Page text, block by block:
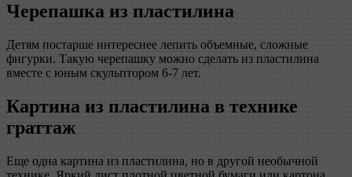
Черепашка из пластилина
Детям постарше интереснее лепить объемные, сложные
фигурки. Такую черепашку можно сделать из пластилина
вместе с юным скульптором 6-7 лет.
Картина из пластилина в технике
граттаж
Еще одна картина из пластилина, но в другой необычной